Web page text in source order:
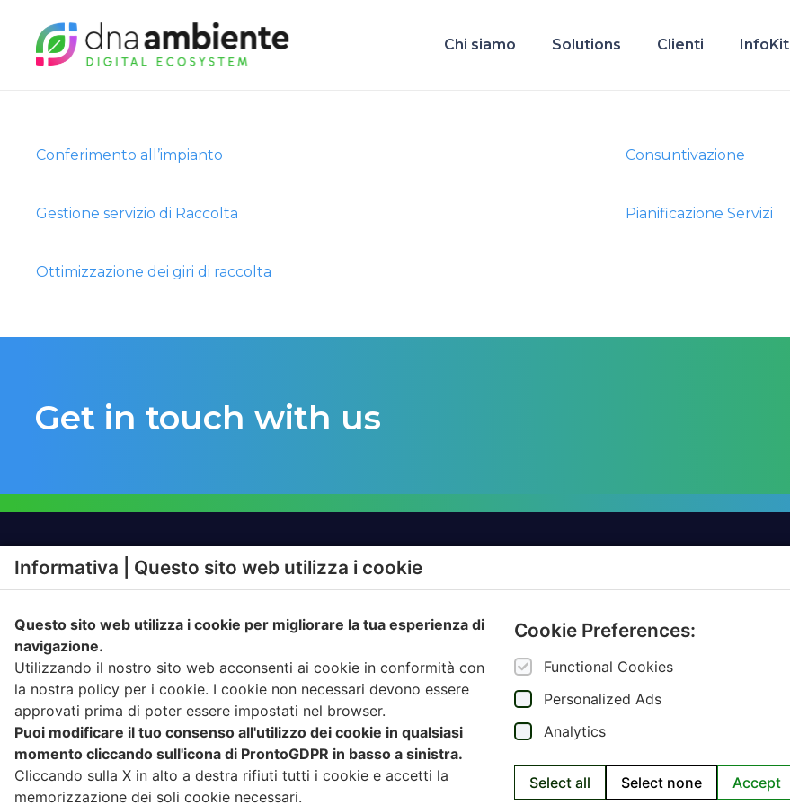
Chi siamo Solutions Clienti InfoKit
Conferimento all’impianto Consuntivazione
Gestione servizio di Raccolta Pianificazione Servizi
Ottimizzazione dei giri di raccolta
Get in touch with us
SOLUZIONI
HOME
CONFERIMENTO
GESTIONE SERVIZIO DI
RACCOLTA
PRODOTTI
HOME
HOME
AMBIENTE.IT
HPA
JUNKER APP
Informativa | Questo sito web utilizza i cookie
Questo sito web utilizza i cookie per migliorare la tua esperienza di
navigazione.
Utilizzando il nostro sito web acconsenti ai cookie in conformità con
la nostra policy per i cookie. I cookie non necessari devono essere
approvati prima di poter essere impostati nel browser.
Puoi modificare il tuo consenso all'utilizzo dei cookie in qualsiasi
momento cliccando sull'icona di ProntoGDPR in basso a sinistra.
Cliccando sulla X in alto a destra rifiuti tutti i cookie e accetti la
memorizzazione dei soli cookie necessari.
Cookie Preferences:
Functional Cookies
Personalized Ads
Analytics
Select all Select none Accept